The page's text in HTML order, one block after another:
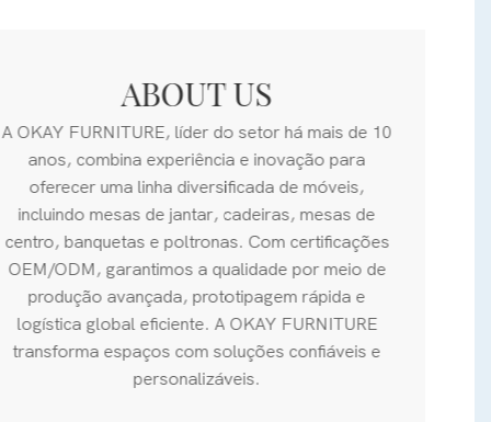
ABOUT US
A OKAY FURNITURE, líder do setor há mais de 10
anos, combina experiência e inovação para
oferecer uma linha diversificada de móveis,
incluindo mesas de jantar, cadeiras, mesas de
centro, banquetas e poltronas. Com certificações
OEM/ODM, garantimos a qualidade por meio de
produção avançada, prototipagem rápida e
logística global eficiente. A OKAY FURNITURE
transforma espaços com soluções confiáveis ​​e
personalizáveis.